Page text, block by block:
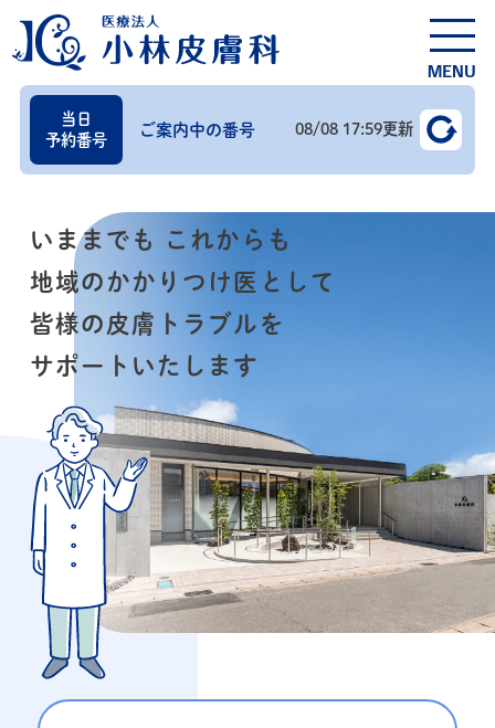
string(0) ""
MENU
当日
予約番号
ご案内中の番号 08/08 17:59更新
いままでも これからも
地域のかかりつけ医として
皆様の皮膚トラブルを
サポートいたします